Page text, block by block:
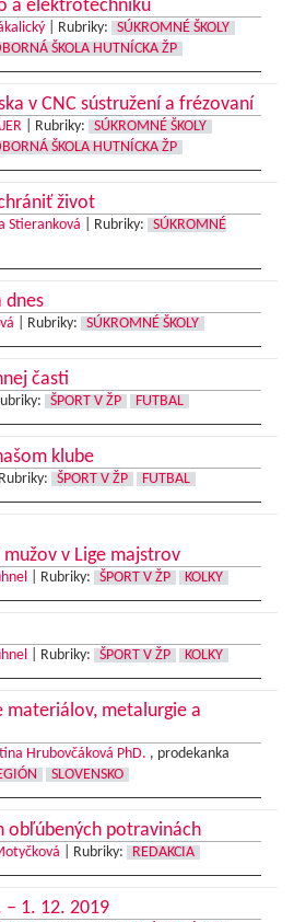
a elektrotechniku
Rubriky:
SÚKROMNÉ ŠKOLY
ŠKOLA HUTNÍCKA ŽP
v CNC sústružení a frézovaní
Rubriky:
SÚKROMNÉ ŠKOLY
ŠKOLA HUTNÍCKA ŽP
život
Stieranková Rubriky:
SÚKROMNÉ
dnes
Rubriky: SÚKROMNÉ ŠKOLY
časti
ŠPORT V ŽP FUTBAL
klube
Rubriky: ŠPORT V ŽP FUTBAL
v Lige majstrov
Rubriky: ŠPORT V ŽP KOLKY
Rubriky: ŠPORT V ŽP KOLKY
materiálov, metalurgie a
Hrubovčáková PhD. , prodekanka
SLOVENSKO
obľúbených potravinách
Rubriky: REDAKCIA
– 1. 12. 2019